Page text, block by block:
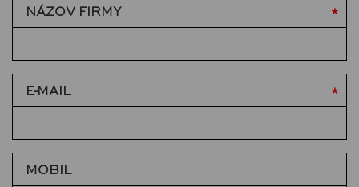
NÁZOV FIRMY
E-MAIL
MOBIL